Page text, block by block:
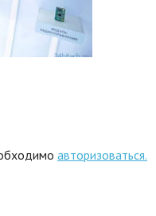
авторизоваться.